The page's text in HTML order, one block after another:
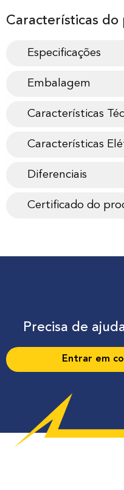
Características
Especificações
Embalagem
Características
Características
Diferenciais
Certificado do
Precisa de
Entrar em